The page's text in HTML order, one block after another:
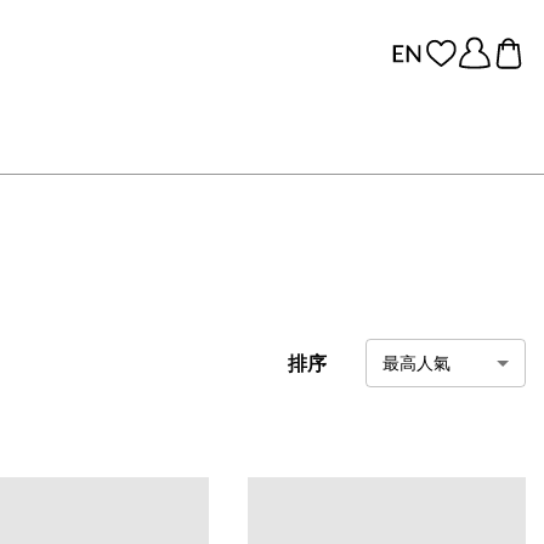
排序 最高人氣